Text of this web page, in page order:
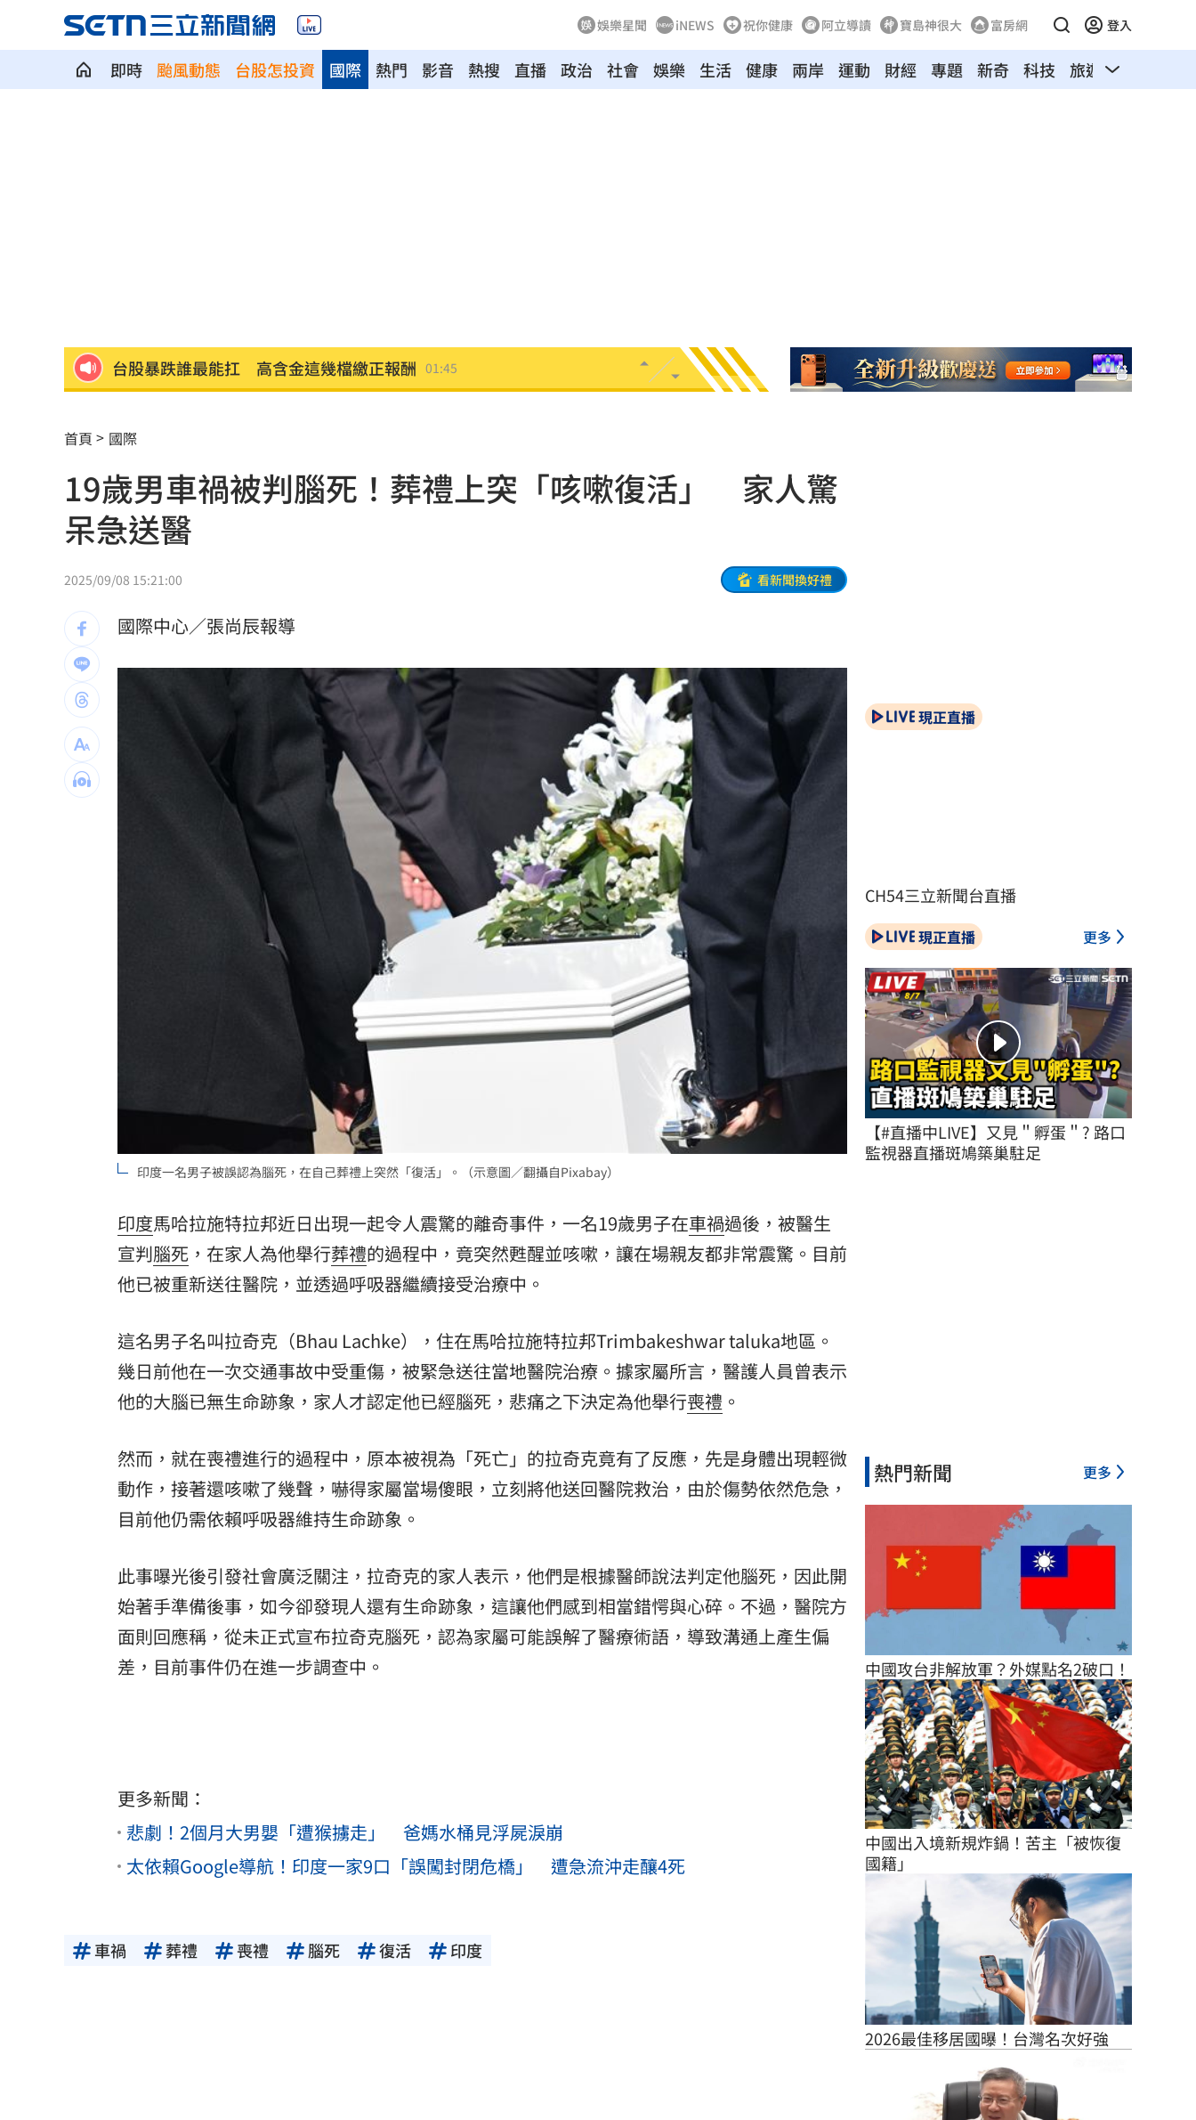
娛樂星聞 iNEWS 祝你健康 阿立導讀 寶島神很大 富房網 登入
即時 颱風動態 台股怎投資 熱門 影音 熱搜 直播 政治 社會 娛樂 生活 健康
國際 兩岸 運動 財經 專題 新奇 科技 旅遊 汽車
台股暴跌誰最能扛 高含金這幾檔繳正報酬 01:45
宏福苑大火調查出爐！菸頭引燃施工雜物
定投10年翻逾5倍 這檔吸引存股族卡位！ 01:03
新／四指齊揚！台指期飆破500點
慈濟遭詐10.6億元！全款拿回解方曝
稱龍蝦咬完就吐 爆李世宗要信徒喝精油
一張百萬太貴！他公開高價股買法：賺30萬 00:36
獨／海外遊學增強外語 台人夯英、美、加 00:31
長尾獼猴失控狂襲居民！官方追查異常原因 00:26
伊波拉失控！專家憂病毒恐已突變 00:23
飲料空盒找嘸地方丟 騎車咬著遭攔查槓警 00:23
63歲章小蕙吐露心聲：後悔當年嫁給鍾鎮濤 00:22
白海豚颱風擺盪逼近！雨到「這時」才趨緩
20:31
15:27
商場戰國來臨 台中「頂奢大道」逐漸成形
台彩父親節推新刮刮樂千萬頭獎超「爸」氣
8國球員齊聚高雄 Formosa 7s掀足球熱潮 10:00
理想混蛋號召粉絲跨海追星吃美食！ 18:15
首頁 國際
19歲男車禍被判腦死！葬禮上突「咳嗽復活」 家人驚
呆急送醫
2025/09/08 15:21:00 看新聞換好禮
國際中心／張尚辰報導
印度一名男子被誤認為腦死，在自己葬禮上突然「復活」。（示意圖／翻攝自Pixabay）
印度馬哈拉施特拉邦近日出現一起令人震驚的離奇事件，一名19歲男子在車禍過後，被醫生
宣判腦死 ，在家人為他舉行葬禮的過程中，竟突然甦醒並咳嗽，讓在場親友都非常震驚。目前
他已被重新送往醫院，並透過呼吸器繼續接受治療中。
這名男子名叫拉奇克（Bhau Lachke），住在馬哈拉施特拉邦Trimbakeshwar taluka地區。
幾日前他在一次交通事故中受重傷，被緊急送往當地醫院治療。據家屬所言，醫護人員曾表示
他的大腦已無生命跡象，家人才認定他已經腦死，悲痛之下決定為他舉行喪禮 。
然而，就在喪禮進行的過程中，原本被視為「死亡」的拉奇克竟有了反應，先是身體出現輕微
動作，接著還咳嗽了幾聲，嚇得家屬當場傻眼，立刻將他送回醫院救治，由於傷勢依然危急，
目前他仍需依賴呼吸器維持生命跡象。
此事曝光後引發社會廣泛關注，拉奇克的家人表示，他們是根據醫師說法判定他腦死，因此開
始著手準備後事，如今卻發現人還有生命跡象，這讓他們感到相當錯愕與心碎。不過，醫院方
面則回應稱，從未正式宣布拉奇克腦死，認為家屬可能誤解了醫療術語，導致溝通上產生偏
差，目前事件仍在進一步調查中。
更多新聞：
悲劇！2個月大男嬰「遭猴擄走」 爸媽水桶見浮屍淚崩
太依賴Google導航！印度一家9口「誤闖封閉危橋」 遭急流沖走釀4死
車禍 葬禮 喪禮 腦死 復活 印度
現正直播
CH54三立新聞台直播
現正直播 更多
【#直播中LIVE】又見＂孵蛋＂? 路口
監視器直播斑鳩築巢駐足
熱門新聞 更多
中國攻台非解放軍？外媒點名2破口！
中國出入境新規炸鍋！苦主「被恢復
國籍」
2026最佳移居國曝！台灣名次好強